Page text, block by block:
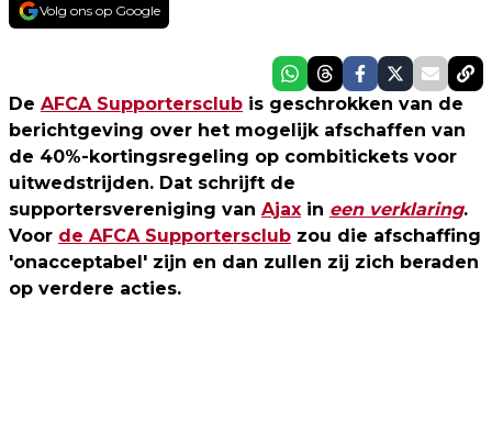
Volg ons op Google
De AFCA Supportersclub is geschrokken van de
berichtgeving over het mogelijk afschaffen van
de 40%-kortingsregeling op combitickets voor
uitwedstrijden. Dat schrijft de
supportersvereniging van Ajax in een verklaring.
Voor de AFCA Supportersclub zou die afschaffing
'onacceptabel' zijn en dan zullen zij zich beraden
op verdere acties.